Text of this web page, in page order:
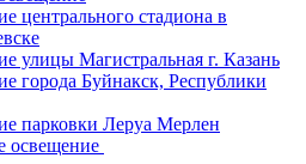
центрального стадиона в
улицы Магистральная г. Казань
города Буйнакск, Республики
парковки Леруа Мерлен
освещение